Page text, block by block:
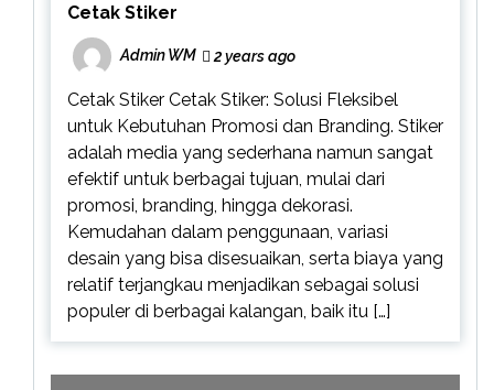
Cetak Stiker
Admin WM 2 years ago
Cetak Stiker Cetak Stiker: Solusi Fleksibel
untuk Kebutuhan Promosi dan Branding. Stiker
adalah media yang sederhana namun sangat
efektif untuk berbagai tujuan, mulai dari
promosi, branding, hingga dekorasi.
Kemudahan dalam penggunaan, variasi
desain yang bisa disesuaikan, serta biaya yang
relatif terjangkau menjadikan sebagai solusi
populer di berbagai kalangan, baik itu […]